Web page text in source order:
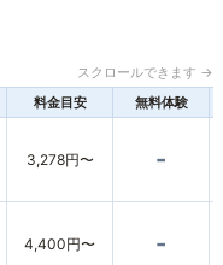
スクロールできます →
料金目安 無料体験
3,278円〜 -
4,400円〜 -